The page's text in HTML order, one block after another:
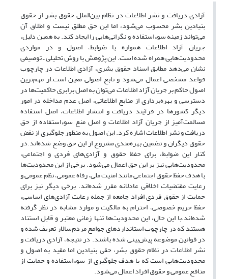
آزادی دریافت و نشر اطلاعات در نظام بین‌الملل حقوق بشر از حقوق
بنیادین بشر محسوب می‌شود، اما این حق مطلق نیست و اطلاق آن
می‌تواند زمینه سوءاستفاده و نگرانی‌هایی را ایجاد کند. به همین دلیل،
جریان آزاد اطلاعات همواره با ضوابط، اصول و در مواردی
محدودیت‌هایی همراه شده است. این پژوهش با روش تحلیلی ـ توصیفی
نشان می‌دهد مطابق اسناد حقوق بشری، آزادی اطلاعات در چارچوب
قواعد مشخصی اعمال می‌شود و تابع اصولی معین است.از مهم‌ترین
اصول حاکم بر جریان آزاد اطلاعات می‌توان به اصل برابری حاکمیت‌ها در
دسترسی و بهره‌برداری از منابع اطلاعاتی، اصل عدم مداخله در امور
دیگر کشورها در فرآیند دریافت و انتشار اطلاعات، اصل استفاده
مسالمت‌آمیز از جریان آزاد اطلاعات و اصل منع سوءاستفاده از حق
دریافت و نشر اطلاعات اشاره کرد. این اصول به منظور جلوگیری از نقض
حقوق دیگران و تضمین بهره‌مندی مشروع از این حق وضع شده‌اند.در
کنار این ضوابط، برای حفظ حقوق و آزادی‌های فردی و اجتماعی،
محدودیت‌هایی نیز بر این حق اعمال می‌شود. برخی از این محدودیت‌ها
با هدف حفظ حقوق اجتماعی مانند امنیت ملی، رفاه عمومی، نظم عمومی و
رعایت مقتضیات اخلاقی عادلانه مقرر شده‌اند. برخی دیگر نیز برای
حمایت از حقوق فردی افراد جامعه از جمله رعایت آزادی‌های اساسی،
حفظ حریم خصوصی، احترام به مالکیت و موارد مشابه در نظر گرفته
شده‌اند.با این حال، این محدودیت‌ها تنها زمانی معتبر و قابل استناد
هستند که در چارچوب استانداردهای جوامع مردم‌سالار تعریف شده و
در قوانین موضوعه پیش‌بینی شده باشند. در نتیجه، آزادی دریافت و
نشر اطلاعات در نظام حقوق بشر، حقی بنیادین اما مقید به اصول و
محدودیت‌هایی است که با هدف جلوگیری از سوءاستفاده و حمایت از
منافع عمومی و حقوق افراد اعمال می‌شود.